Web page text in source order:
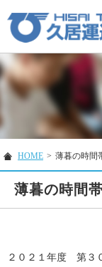
HOME > 薄暮の時間
薄暮の時間
２０２１年度 第３